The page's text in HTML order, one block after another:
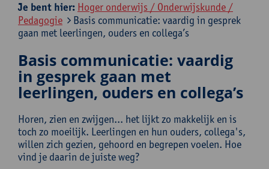
Je bent hier: Hoger onderwijs / Onderwijskunde /
Pedagogie
Basis communicatie: vaardig in gesprek
gaan met leerlingen, ouders en collega’s
Basis communicatie: vaardig
in gesprek gaan met
leerlingen, ouders en collega’s
Horen, zien en zwijgen... het lijkt zo makkelijk en is
toch zo moeilijk. Leerlingen en hun ouders, collega's,
willen zich gezien, gehoord en begrepen voelen. Hoe
vind je daarin de juiste weg?